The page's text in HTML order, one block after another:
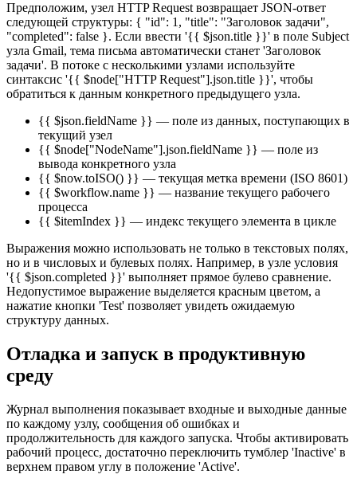
Предположим, узел HTTP Request возвращает JSON-ответ
следующей структуры: { "id": 1, "title": "Заголовок задачи",
"completed": false }. Если ввести '{{ $json.title }}' в поле Subject
узла Gmail, тема письма автоматически станет 'Заголовок
задачи'. В потоке с несколькими узлами используйте
синтаксис '{{ $node["HTTP Request"].json.title }}', чтобы
обратиться к данным конкретного предыдущего узла.
{{ $json.fieldName }} — поле из данных, поступающих в
текущий узел
{{ $node["NodeName"].json.fieldName }} — поле из
вывода конкретного узла
{{ $now.toISO() }} — текущая метка времени (ISO 8601)
{{ $workflow.name }} — название текущего рабочего
процесса
{{ $itemIndex }} — индекс текущего элемента в цикле
Выражения можно использовать не только в текстовых полях,
но и в числовых и булевых полях. Например, в узле условия
'{{ $json.completed }}' выполняет прямое булево сравнение.
Недопустимое выражение выделяется красным цветом, а
нажатие кнопки 'Test' позволяет увидеть ожидаемую
структуру данных.
Отладка и запуск в продуктивную
среду
Журнал выполнения показывает входные и выходные данные
по каждому узлу, сообщения об ошибках и
продолжительность для каждого запуска. Чтобы активировать
рабочий процесс, достаточно переключить тумблер 'Inactive' в
верхнем правом углу в положение 'Active'.